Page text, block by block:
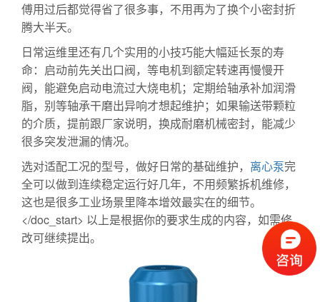
傅用过后都觉得省了很多事，不用再为了换个小密封折
腾大半天。
日常运维里还有几个实用的小技巧能大幅延长泵的寿
命：启动前先关出口阀，等电机到额定转速再慢慢开
阀，能避免启动电流过大烧电机；定期给轴承补加润滑
脂，别等轴承干磨出异响才想起维护；如果输送带颗粒
的介质，提前跟厂家说明，换成耐磨机械密封，能减少
很多突发泄漏的情况。
选对适配工况的型号，做好日常的基础维护， 离心泵完
全可以做到连续稳定运行好几年，不用频繁拆机维修，
这也是很多工业场景里降本增效最实在的细节。
</doc_start> 以上是根据你的要求生成的内容，如需修
改可继续提出。